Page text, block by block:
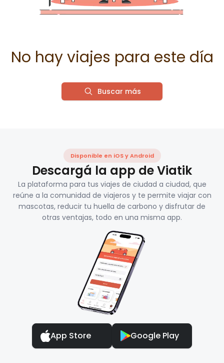
No hay viajes para este día
Buscar más
Disponible en iOS y Android
Descargá la app de Viatik
La plataforma para tus viajes de ciudad a ciudad, que
reúne a la comunidad de viajeros y te permite viajar con
mascotas, reducir tu huella de carbono y disfrutar de
otras ventajas, todo en una misma app.
App Store Google Play